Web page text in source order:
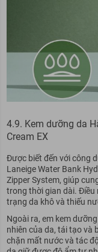
4.9. Kem dưỡng da
Cream EX
Được biết đến với công
Laneige Water Bank
Zipper System, giúp
trong thời gian dài. Điều
trạng da khô và thiếu
Ngoài ra, em kem
nhiên của da, tái tạo và
chặn mất nước và tác